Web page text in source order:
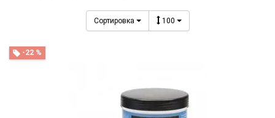
Сортировка 100
-22 %